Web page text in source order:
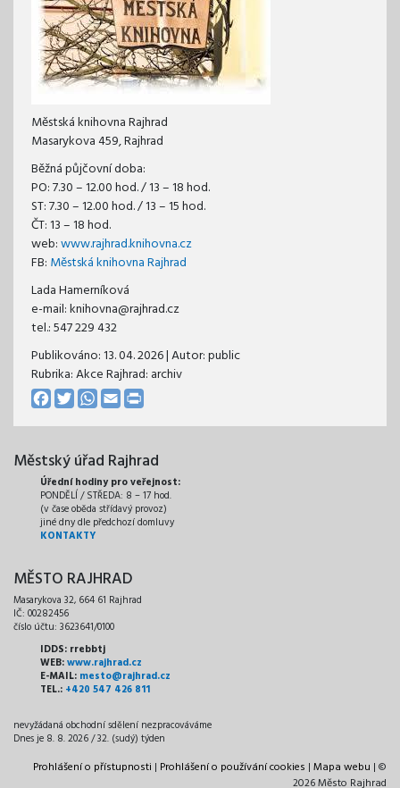
Městská knihovna Rajhrad
Masarykova 459, Rajhrad
Běžná půjčovní doba:
PO: 7.30 – 12.00 hod. / 13 – 18 hod.
ST: 7.30 – 12.00 hod. / 13 – 15 hod.
ČT: 13 – 18 hod.
web:www.rajhrad.knihovna.cz
FB: Městská knihovna Rajhrad
Lada Hamerníková
e-mail: knihovna@rajhrad.cz
tel.: 547 229 432
Publikováno:13. 04. 2026| Autor:public
Rubrika: Akce Rajhrad: archiv
Facebook
TwitterWhatsApp
Email
Městský úřad Rajhrad
Úřední hodiny pro veřejnost:
PONDĚLÍ / STŘEDA: 8 – 17 hod.
(v čase oběda střídavý provoz)
jiné dny dle předchozí domluvy
KONTAKTY
MĚSTO RAJHRAD
Masarykova 32, 664 61 Rajhrad
IČ: 00282456
číslo účtu: 3623641/0100
IDDS: rrebbtj
WEB:www.rajhrad.cz
E-MAIL: mesto@rajhrad.cz
TEL.: +420 547 426 811
nevyžádaná obchodní sdělení nezpracováváme
Dnes je 8. 8. 2026 / 32. (sudý) týden
Prohlášení o přístupnosti | Prohlášení o používání cookies | Mapa webu | ©
2026 Město Rajhrad